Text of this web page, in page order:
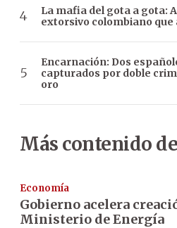
La mafia del gota a gota:
extorsivo colombiano que
Encarnación: Dos
capturados por doble
oro
Más contenido
Economía
Gobierno acelera
Ministerio de Energía